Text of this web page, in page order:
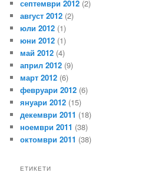
септември 2012 (2)
август 2012 (2)
юли 2012 (1)
юни 2012 (1)
май 2012 (4)
април 2012 (9)
март 2012 (6)
февруари 2012 (6)
януари 2012 (15)
декември 2011 (18)
ноември 2011 (38)
октомври 2011 (38)
ЕТИКЕТИ